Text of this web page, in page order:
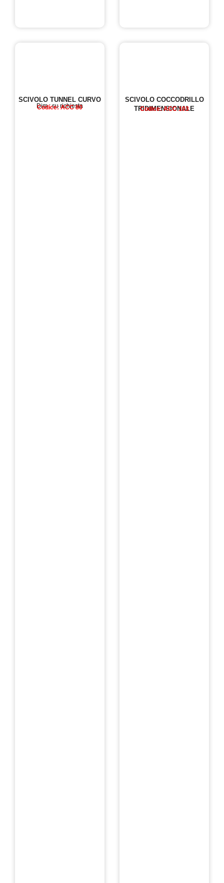
SCIVOLO TUNNEL CURVO
Dim : su richiesta
Codice: ACC 80
SCIVOLO COCCODRILLO
TRIDIMENSIONALE
Codice: ACC 103